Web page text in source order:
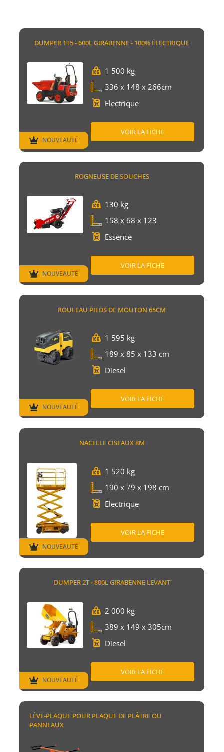
DUMPER 1T5 - 600L GIRABENNE - 100% ÉLECTRIQUE
1 500 kg
336 x 148 x 266cm
Electrique
VOIR LA FICHE
NOUVEAUTÉ
ROGNEUSE DE SOUCHES
130 kg
158 x 68 x 123
Essence
VOIR LA FICHE
NOUVEAUTÉ
ROULEAU PIEDS DE MOUTON 65CM
1 595 kg
189 x 85 x 133 cm
Diesel
VOIR LA FICHE
NOUVEAUTÉ
NACELLE CISEAUX 8M
1 520 kg
190 x 79 x 198 cm
Electrique
VOIR LA FICHE
NOUVEAUTÉ
DUMPER 2T - 800L GIRABENNE LEVANT
2 000 kg
389 x 149 x 305cm
Diesel
VOIR LA FICHE
NOUVEAUTÉ
LÈVE-PLAQUE POUR PLAQUE DE PLÂTRE OU
PANNEAUX